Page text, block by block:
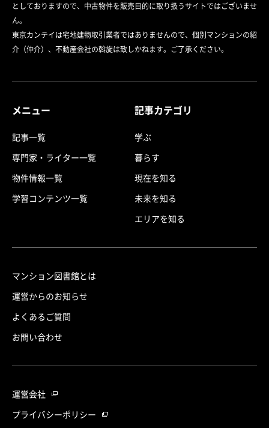
としておりますので、中古物件を販売目的に取り扱うサイトではございませ
ん。
東京カンテイは宅地建物取引業者ではありませんので、個別マンションの紹
介（仲介）、不動産会社の斡旋は致しかねます。ご了承ください。
メニュー
記事一覧
専門家・ライター一覧
物件情報一覧
学習コンテンツ一覧
記事カテゴリ
学ぶ
暮らす
現在を知る
未来を知る
エリアを知る
マンション図書館とは
運営からのお知らせ
よくあるご質問
お問い合わせ
運営会社
プライバシーポリシー